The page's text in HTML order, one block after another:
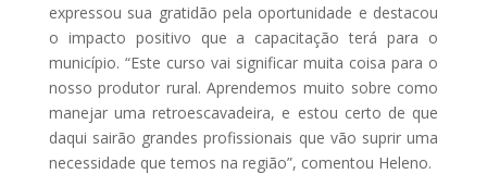
expressou sua gratidão pela oportunidade e destacou
o impacto positivo que a capacitação terá para o
município. “Este curso vai significar muita coisa para o
nosso produtor rural. Aprendemos muito sobre como
manejar uma retroescavadeira, e estou certo de que
daqui sairão grandes profissionais que vão suprir uma
necessidade que temos na região”, comentou Heleno.